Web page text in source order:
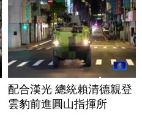
配合漢光 總統賴清德親登
雲豹前進圓山指揮所